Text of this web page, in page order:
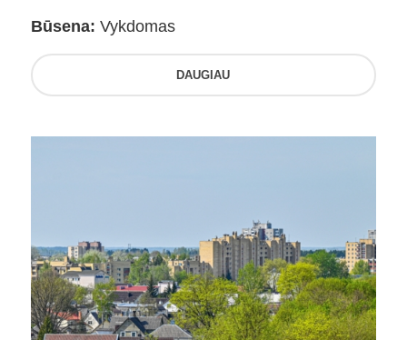
Būsena: Vykdomas
DAUGIAU